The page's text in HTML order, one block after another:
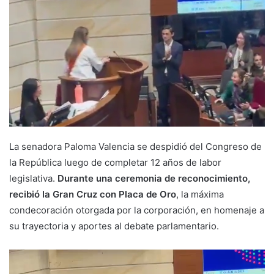
La senadora Paloma Valencia se despidió del Congreso de
la República luego de completar 12 años de labor
legislativa. Durante una ceremonia de reconocimiento,
recibió la Gran Cruz con Placa de Oro, la máxima
condecoración otorgada por la corporación, en homenaje a
su trayectoria y aportes al debate parlamentario.